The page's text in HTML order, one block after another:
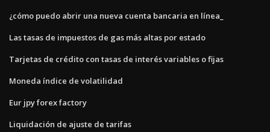
¿cómo puedo abrir una nueva cuenta bancaria en línea_
Las tasas de impuestos de gas más altas por estado
Tarjetas de crédito con tasas de interés variables o fijas
Moneda índice de volatilidad
Eur jpy forex factory
Liquidación de ajuste de tarifas